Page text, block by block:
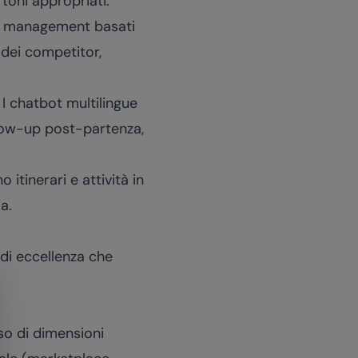
basati
competitor,
chatbot multilingue
up post-partenza,
itinerari e attività in
eccellenza che
di dimensioni